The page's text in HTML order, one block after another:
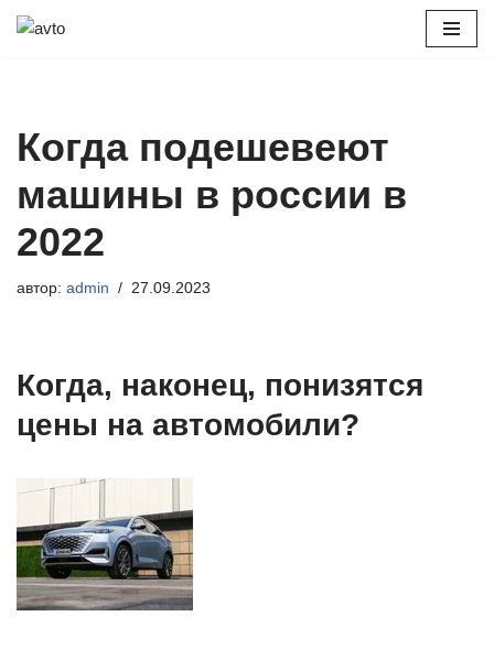
Когда подешевеют
машины в россии в
2022
автор: admin 27.09.2023
Когда, наконец, понизятся
цены на автомобили?